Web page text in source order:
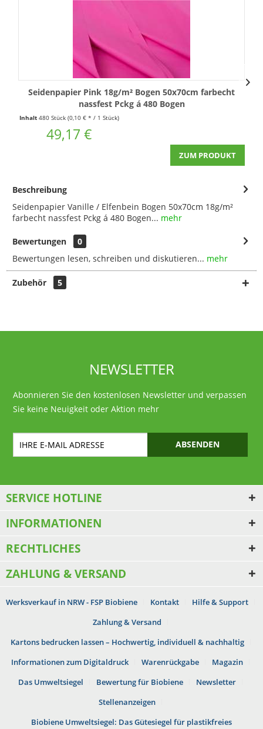
Seidenpapier Pink 18g/m² Bogen 50x70cm farbecht
nassfest Pckg á 480 Bogen
Inhalt 480 Stück (0,10 € * / 1 Stück)
49,17 €
ZUM PRODUKT
Beschreibung
Seidenpapier Vanille / Elfenbein Bogen 50x70cm 18g/m²
farbecht nassfest Pckg á 480 Bogen... mehr
Bewertungen
0
Bewertungen lesen, schreiben und diskutieren... mehr
Zubehör 5
NEWSLETTER
Abonnieren Sie den kostenlosen Newsletter und verpassen
Sie keine Neuigkeit oder Aktion mehr
ABSENDEN
SERVICE HOTLINE
INFORMATIONEN
RECHTLICHES
ZAHLUNG & VERSAND
Werksverkauf in NRW - FSP Biobiene Kontakt
Hilfe & Support
Zahlung & Versand
Kartons bedrucken lassen – Hochwertig, individuell & nachhaltig
Informationen zum Digitaldruck
Warenrückgabe
Magazin
Das Umweltsiegel
Bewertung für Biobiene
Newsletter
Stellenanzeigen
Biobiene Umweltsiegel: Das Gütesiegel für plastikfreies